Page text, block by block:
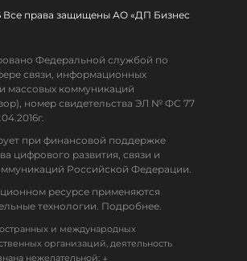
Все права защищены АО «ДП Бизнес
Федеральной службой по
связи, информационных
массовых коммуникаций
номер свидетельства ЭЛ № ФС 77
при финансовой поддержке
цифрового развития, связи и
Российской Федерации.
ресурсе применяются
технологии. Подробнее.
и международных
организаций, деятельность
нежелательной: ↓